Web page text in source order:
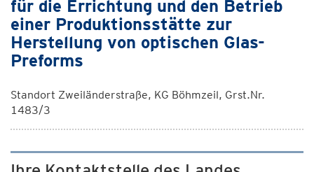
für die Errichtung und den Betrieb
einer Produktionsstätte zur
Herstellung von optischen Glas-
Preforms
Standort Zweiländerstraße, KG Böhmzeil, Grst.Nr.
1483/3